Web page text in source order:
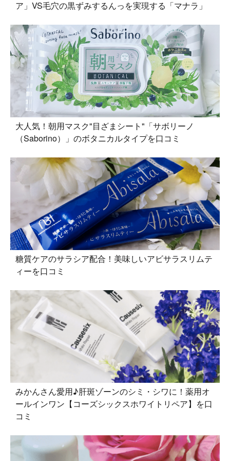
ア」VS毛穴の黒ずみするんっを実現する「マナラ」
大人気！朝用マスク"目ざまシート"「サボリーノ
（Saborino）」のボタニカルタイプを口コミ
糖質ケアのサラシア配合！美味しいアビサラスリムテ
ィーを口コミ
みかんさん愛用♪肝斑ゾーンのシミ・シワに！薬用オ
ールインワン【コーズシックスホワイトリペア】を口
コミ